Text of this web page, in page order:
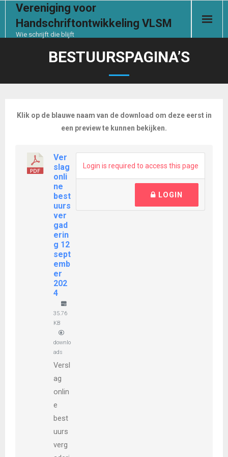
Vereniging voor
Handschriftontwikkeling VLSM
Wie schrijft die blijft
Documenten
Ledensectie
Aanmelden
BESTUURSPAGINA’S
Klik op de blauwe naam van de download om deze eerst in
een preview te kunnen bekijken.
Ver
slag
onli
ne
best
uurs
ver
gad
erin
g 12
sept
emb
er
202
4
35.76
KB
downlo
ads
Versl
ag
onlin
e
best
uurs
verg
Login is required to access this page
LOGIN